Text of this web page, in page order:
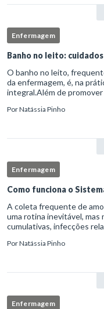
Enfermagem
Banho no leito:
O banho no leito,
da enfermagem, é, na
integral.Além de
PorNatássia Pinho
Enfermagem
Como funciona o
A coleta frequente de
uma rotina inevitável, mas
cumulativas, infecções
PorNatássia Pinho
Enfermagem